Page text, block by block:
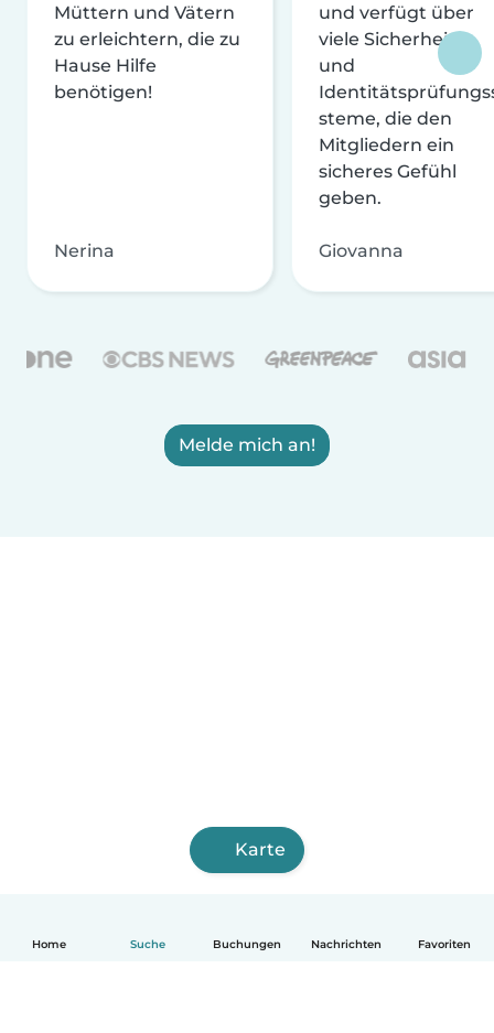
Home Suche Buchungen Nachrichten Favoriten
Müttern und Vätern
zu erleichtern, die zu
Hause Hilfe
benötigen!
Nerina
und verfügt über
viele Sicherheits-
und
steme, die den
Mitgliedern ein
sicheres Gefühl
geben.
Giovanna
Melde mich an!
Karte